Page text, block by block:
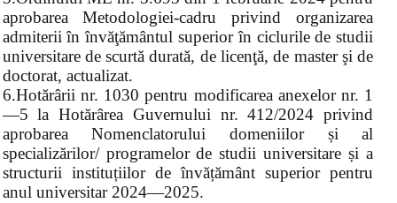
aprobarea Metodologiei-cadru privind organizarea
admiterii în învăţământul superior în ciclurile de studii
universitare de scurtă durată, de licenţă, de master şi de
doctorat, actualizat.
6.Hotărârii nr. 1030 pentru modificarea anexelor nr. 1
—5 la Hotărârea Guvernului nr. 412/2024 privind
aprobarea Nomenclatorului domeniilor și al
specializărilor/ programelor de studii universitare și a
structurii instituțiilor de învățământ superior pentru
anul universitar 2024—2025.